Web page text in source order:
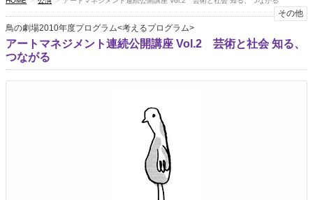
n
a
v
i
g
a
n
v
g
a
その他
鳥の劇場2010年度プログラム<考えるプログラム>
アートマネジメント連続公開講座 Vol.2 芸術と社会 知る、
つながる